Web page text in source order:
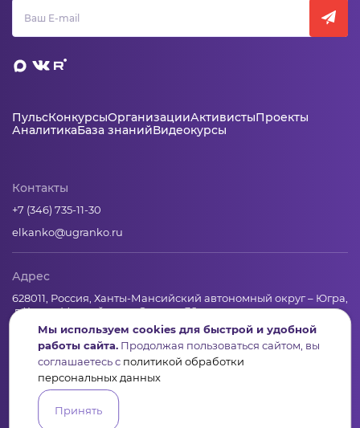
ПульсКонкурсыОрганизацииАктивистыПроекты
АналитикаБаза знанийВидеокурсы
Контакты
+7 (346) 735-11-30
elkanko@ugranko.ru
Адрес
628011, Россия, Ханты-Мансийский автономный округ – Югра,
г. Ханты-Мансийск, ул. Светлая 36
Юридическая информация
Региональный грантооператор Фонд «Центр гражданских и
социальных инициатив Югры»
Юридический и почтовый адрес: 628011, Ханты-Мансийск,
Мы используем cookies для быстрой и удобной
работы сайта. Продолжая пользоваться сайтом, вы
соглашаетесь с политикой обработки
персональных данных
Принять